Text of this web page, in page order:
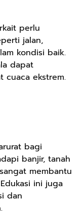
perlu
jalan,
kondisi baik.
dapat
cuaca ekstrem.
bagi
banjir, tanah
membantu
ini juga
dan